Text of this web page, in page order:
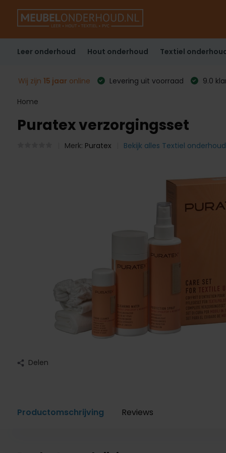
Leer onderhoud Hout onderhoud Textiel
Wij zijn 15 jaaronline Levering uit voorraad 9.0
Home
Puratex verzorgingsset
Merk: Puratex Bekijk alles Textiel onderhoud
Delen
Productomschrijving Reviews